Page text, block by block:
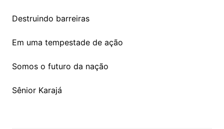
Destruindo barreiras
Em uma tempestade de ação
Somos o futuro da nação
Sênior Karajá